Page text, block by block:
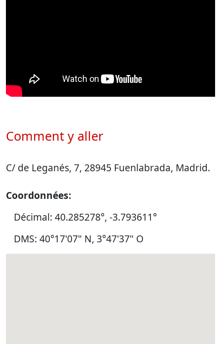
Comment y aller
C/ de Leganés, 7, 28945 Fuenlabrada, Madrid.
Coordonnées:
Décimal: 40.285278°, -3.793611°
DMS: 40°17'07" N, 3°47'37" O